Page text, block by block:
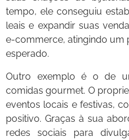
tempo, ele conseguiu
leais e expandir suas
e-commerce, atingindo um
esperado.
Outro exemplo é o de
comidas gourmet. O
eventos locais e festivas,
positivo. Graças à sua
redes sociais para